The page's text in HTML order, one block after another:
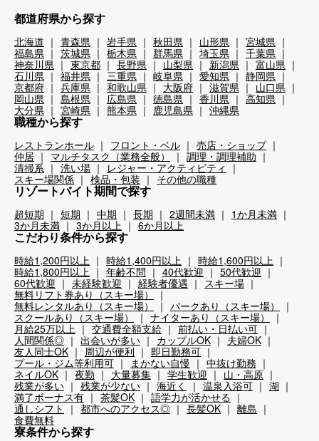
都道府県から探す
北海道 青森県 岩手県 秋田県 山形県
宮城県
福島県
茨城県 栃木県 群馬県 埼玉県
千葉県
神奈川県
東京都 長野県 山梨県 新潟県
富山県
石川県
福井県 三重県 岐阜県 愛知県
静岡県
京都府
兵庫県 和歌山県 大阪府 滋賀県
山口県
岡山県
島根県 広島県 徳島県 香川県
高知県
大分県
宮崎県 熊本県 鹿児島県 沖縄県
職種から探す
レストランホール フロント・ベル
売店・ショップ
仲居
マルチタスク（業務全般）
調理・調理補助
清掃系
洗い場
レジャー・アクティビティ
スキー場関係
検品・包装 その他の職種
リゾートバイト期間で探す
超短期 短期 中期 長期 2週間未満
1か月未満
3か月未満
3か月以上 6か月以上
こだわり条件から探す
時給1,200円以上 時給1,400円以上
時給1,600円以上
時給1,800円以上
年齢不問 40代歓迎
50代歓迎
60代歓迎
未経験歓迎 経験者優遇
スキー場
無料リフト券あり（スキー場）
無料レンタルあり（スキー場）
パークあり（スキー場）
スクールあり（スキー場）
ナイターあり（スキー場）
月給25万以上
交通費全額支給
前払い・日払い可
人間関係◎
出会いが多い カップルOK
夫婦OK
友人同士OK
周辺が便利
即日勤務可
プール・ジム等利用可
まかない自慢
中抜け勤務
ネイルOK
夜勤 大量募集 学生歓迎
山・高原
残業が多い
残業が少ない 海近く 温泉入浴可
湖
満了ボーナス有
茶髪OK
語学力が活かせる
通しシフト
都市へのアクセス◎ 長髪OK
離島
食費無料
寮条件から探す